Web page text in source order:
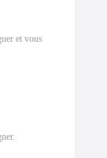
et vous